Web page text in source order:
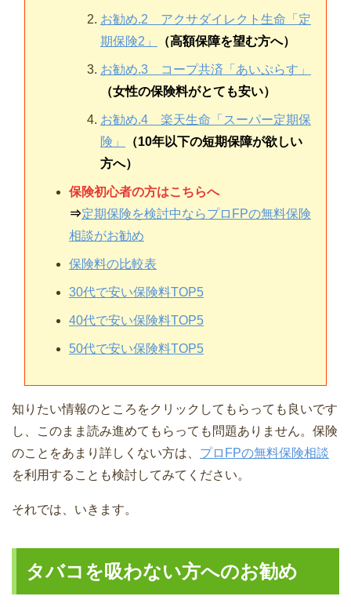
お勧め.2 アクサダイレクト生命「定
期保険2」
（高額保障を望む方へ）
お勧め.3 コープ共済「あいぷらす」
（女性の保険料がとても安い）
お勧め.4 楽天生命「スーパー定期保
険」
（10年以下の短期保障が欲しい
方へ）
保険初心者の方はこちらへ
⇒定期保険を検討中ならプロFPの無料保険
相談がお勧め
保険料の比較表
30代で安い保険料TOP5
40代で安い保険料TOP5
50代で安い保険料TOP5
知りたい情報のところをクリックしてもらっても良いです
し、このまま読み進めてもらっても問題ありません。保険
のことをあまり詳しくない方は、 プロFPの無料保険相談
を利用することも検討してみてください。
それでは、いきます。
タバコを吸わない方へのお勧め